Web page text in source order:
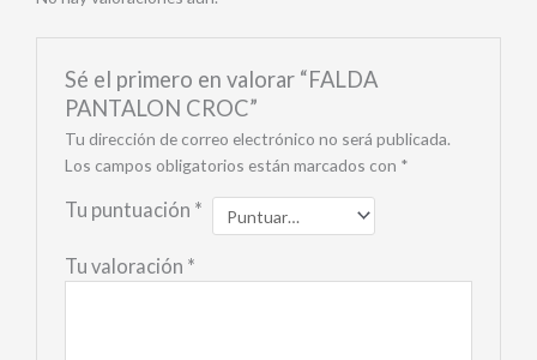
Sé el primero en valorar “FALDA
PANTALON CROC”
Tu dirección de correo electrónico no será publicada.
Los campos obligatorios están marcados con *
Tu puntuación *
Tu valoración *